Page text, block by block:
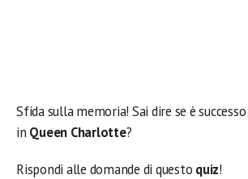
Sfida sulla memoria! Sai dire se è
in Queen Charlotte?
Rispondi alle domande di questo quiz!